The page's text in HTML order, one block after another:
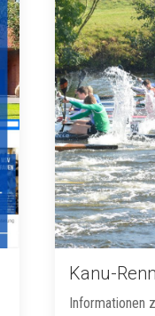
Kanu-
Informationen